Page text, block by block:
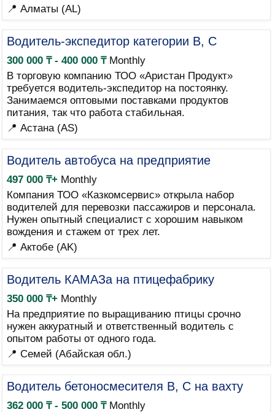
📍 Алматы (AL)
Водитель-экспедитор категории B, C
300 000 ₸ - 400 000 ₸Monthly
В торговую компанию ТОО «Аристан Продукт»
требуется водитель-экспедитор на постоянку.
Занимаемся оптовыми поставками продуктов
питания, так что работа стабильная.
📍 Астана (AS)
Водитель автобуса на предприятие
497 000 ₸+Monthly
Компания ТОО «Казкомсервис» открыла набор
водителей для перевозки пассажиров и персонала.
Нужен опытный специалист с хорошим навыком
вождения и стажем от трех лет.
📍 Актобе (AK)
Водитель КАМАЗа на птицефабрику
350 000 ₸+Monthly
На предприятие по выращиванию птицы срочно
нужен аккуратный и ответственный водитель с
опытом работы от одного года.
📍 Семей (Абайская обл.)
Водитель бетоносмесителя B, C на вахту
362 000 ₸ - 500 000 ₸Monthly